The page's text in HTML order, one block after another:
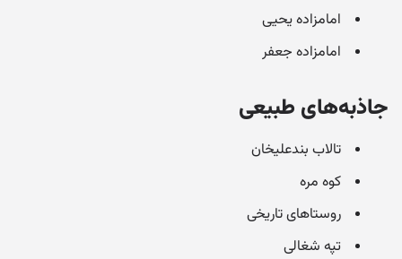
امامزاده یحیی
امامزاده جعفر
جاذبه‌های طبیعی
تالاب بندعلیخان
کوه مره
روستاهای تاریخی
تپه شغالی